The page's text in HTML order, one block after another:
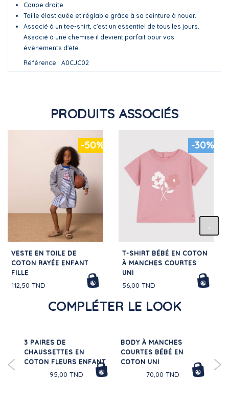
Coupe droite.
Taille élastiquée et réglable grâce à sa ceinture à nouer.
Associé à un tee-shirt, c'est un essentiel de tous les jours.
Associé à une chemise il devient parfait pour vos
évènements d'été.
Référence
A0CJC02
PRODUITS ASSOCIÉS
-50%
VESTE EN TOILE DE
COTON RAYÉE ENFANT
FILLE
112,50 TND
-30%
T-SHIRT BÉBÉ EN COTON
À MANCHES COURTES
UNI
56,00 TND
COMPLÉTER LE LOOK
3 PAIRES DE
CHAUSSETTES EN
COTON FLEURS ENFANT
95,00 TND
BODY À MANCHES
COURTES BÉBÉ EN
COTON UNI
70,00 TND